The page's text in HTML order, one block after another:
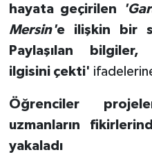
hayata geçirilen
Mersin'e ilişkin bir
Paylaşılan
ilgisini çekti'
Öğrenciler
uzmanların
yakaladı